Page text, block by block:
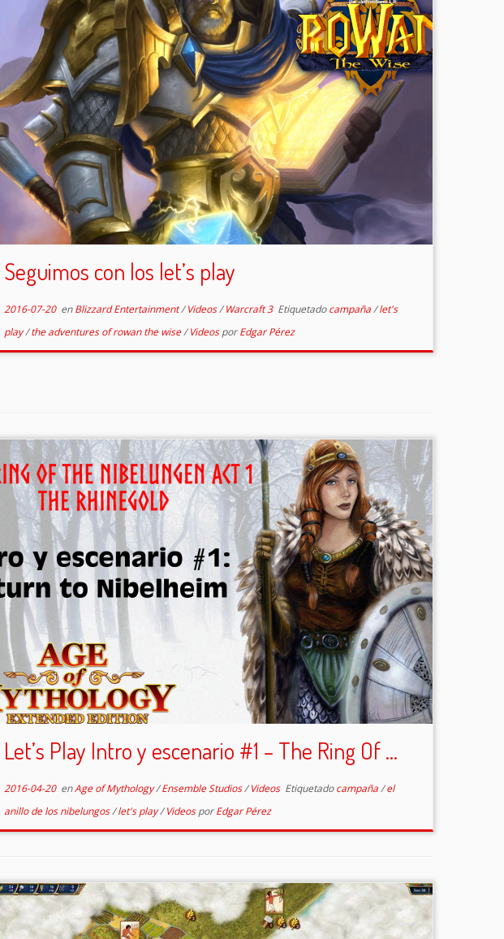
Seguimos con los let’s play
2016-07-20enBlizzard Entertainment/Videos/Warcraft 3 Etiquetadocampaña/let's
play/the adventures of rowan the wise/VideosporEdgar Pérez
Let’s Play Intro y escenario #1 – The Ring Of ...
2016-04-20enAge of Mythology/Ensemble Studios/Videos Etiquetadocampaña/el
anillo de los nibelungos/let's play/VideosporEdgar Pérez